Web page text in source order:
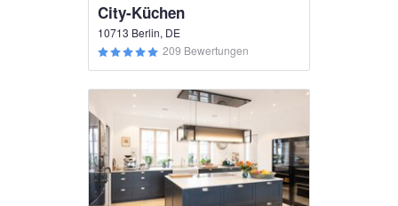
City-Küchen
10713 Berlin, DE
209 Bewertungen